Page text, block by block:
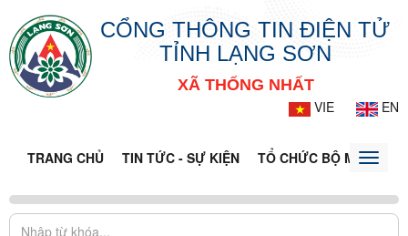
CỔNG THÔNG TIN ĐIỆN TỬ
TỈNH LẠNG SƠN
XÃ THỐNG NHẤT
VIE
EN
TRANG CHỦ TIN TỨC - SỰ KIỆN TỔ CHỨC BỘ MÁYToggle